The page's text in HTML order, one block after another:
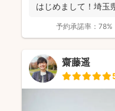
はじめまして！埼玉
予約承諾率： 78%
齋藤遥